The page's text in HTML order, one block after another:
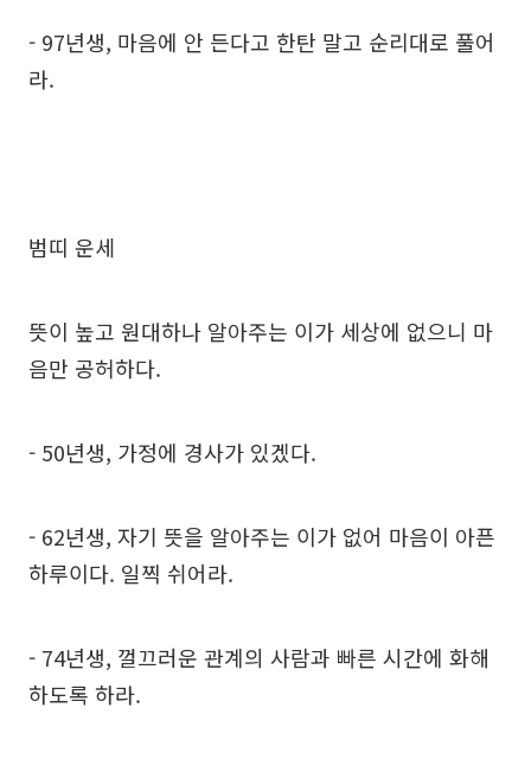
- 97년생, 마음에 안 든다고 한탄 말고 순리대로 풀어
라.
범띠 운세
뜻이 높고 원대하나 알아주는 이가 세상에 없으니 마
음만 공허하다.
- 50년생, 가정에 경사가 있겠다.
- 62년생, 자기 뜻을 알아주는 이가 없어 마음이 아픈
하루이다. 일찍 쉬어라.
- 74년생, 껄끄러운 관계의 사람과 빠른 시간에 화해
하도록 하라.